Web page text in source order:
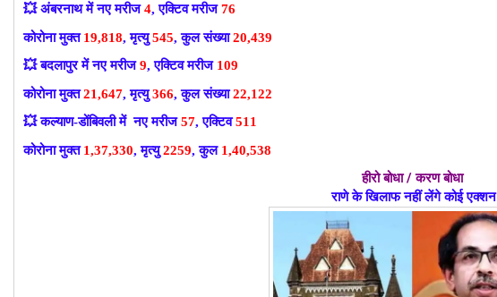
💥अंबरनाथ में नए मरीज4, एक्टिव मरीज76
कोरोना मुक्त19,818, मृत्यु545, कुल संख्या20,439
💥बदलापुर में नए मरीज9, एक्टिव मरीज 109
कोरोना मुक्त21,647, मृत्यु366, कुल संख्या22,122
💥कल्याण-डोंबिवली में नए मरीज57, एक्टिव511
कोरोना मुक्त1,37,330, मृत्यु2259, कुल 1,40,538
हीरो बोधा / करण बोधा
राणे के खिलाफ नहीं लेंगे कोई एक्शन